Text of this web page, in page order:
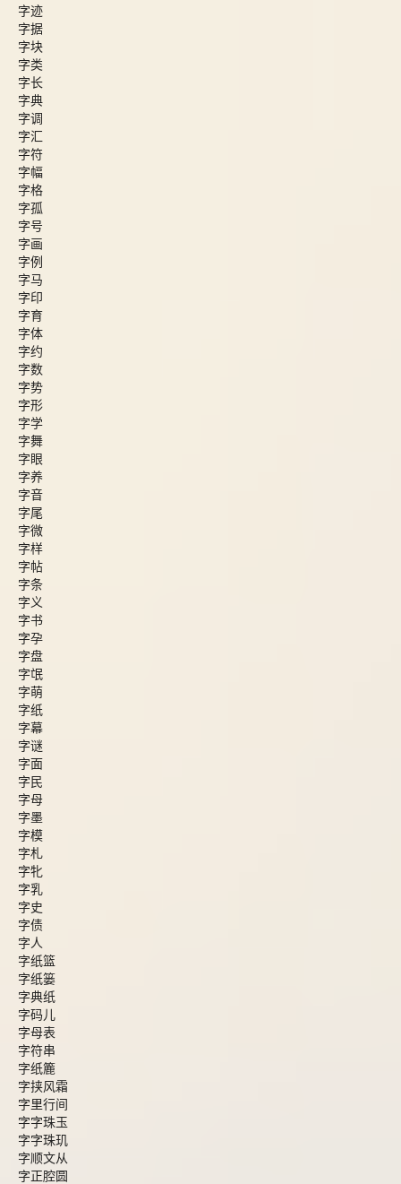
字迹
字据
字块
字类
字长
字典
字调
字汇
字符
字幅
字格
字孤
字号
字画
字例
字马
字印
字育
字体
字约
字数
字势
字形
字学
字舞
字眼
字养
字音
字尾
字微
字样
字帖
字条
字义
字书
字孕
字盘
字氓
字萌
字纸
字幕
字谜
字面
字民
字母
字墨
字模
字札
字牝
字乳
字史
字债
字人
字纸篮
字纸篓
字典纸
字码儿
字母表
字符串
字纸簏
字挟风霜
字里行间
字字珠玉
字字珠玑
字顺文从
字正腔圆